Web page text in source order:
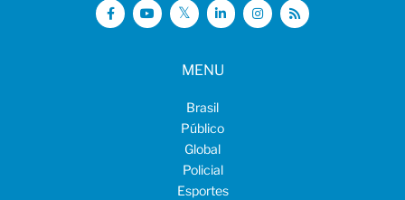
MENU
Brasil
Público
Global
Policial
Esportes